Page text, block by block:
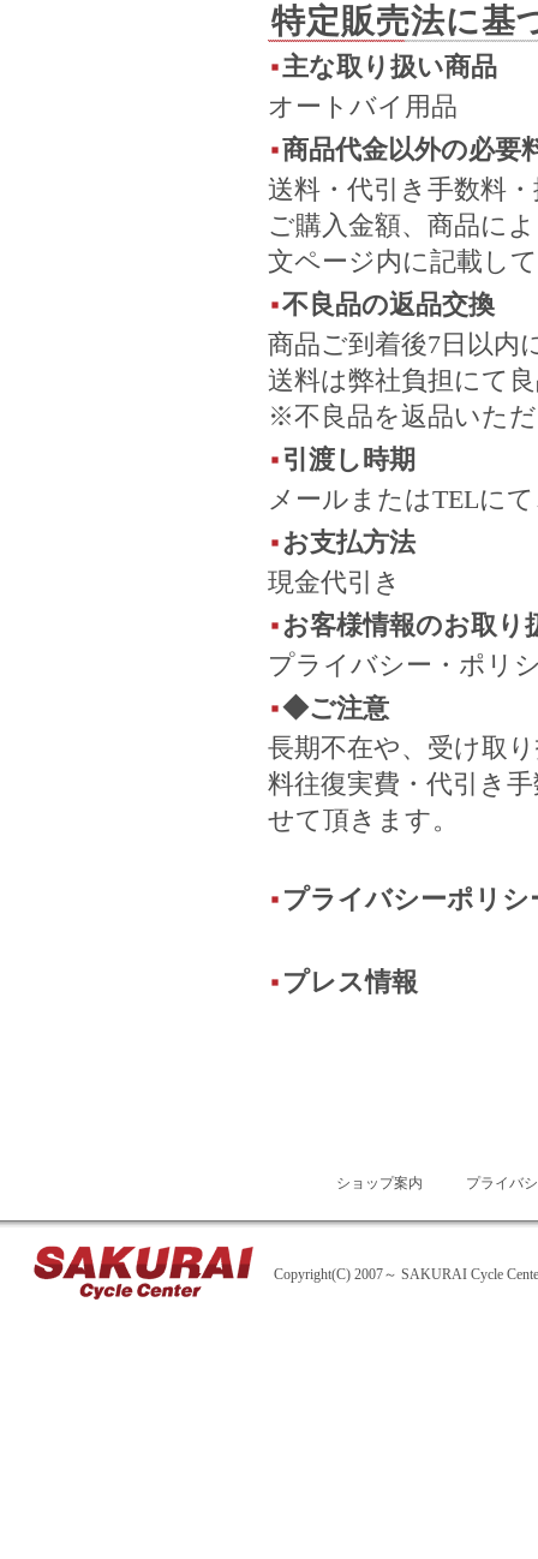
特定販売法に基
主な取り扱い商品
オートバイ用品
商品代金以外の必要
送料・代引き手数料
ご購入金額、商品に
文ページ内に記載し
不良品の返品交換
商品ご到着後7日以内
送料は弊社負担にて
※不良品を返品いた
引渡し時期
メールまたはTELに
お支払方法
現金代引き
お客様情報のお取り
プライバシー・ポリ
◆ご注意
長期不在や、受け取
料往復実費・代引き
せて頂きます。
プライバシーポリ
プレス情報
ショップ案内 プライバ
Copyright(C) 2007～ SAKURAI Cycle